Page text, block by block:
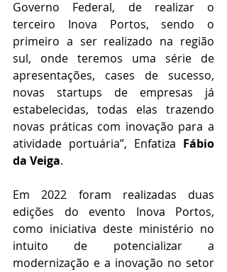
Governo Federal, de realizar o
terceiro Inova Portos, sendo o
primeiro a ser realizado na região
sul, onde teremos uma série de
apresentações, cases de sucesso,
novas startups de empresas já
estabelecidas, todas elas trazendo
novas práticas com inovação para a
atividade portuária”, Enfatiza Fábio
da Veiga.
Em 2022 foram realizadas duas
edições do evento Inova Portos,
como iniciativa deste ministério no
intuito de potencializar a
modernização e a inovação no setor